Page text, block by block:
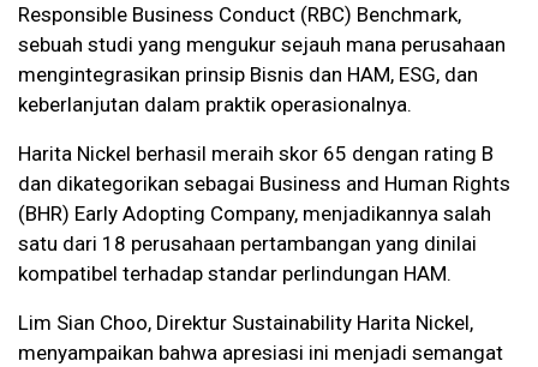
Responsible Business Conduct (RBC) Benchmark,
sebuah studi yang mengukur sejauh mana perusahaan
mengintegrasikan prinsip Bisnis dan HAM, ESG, dan
keberlanjutan dalam praktik operasionalnya.
Harita Nickel berhasil meraih skor 65 dengan rating B
dan dikategorikan sebagai Business and Human Rights
(BHR) Early Adopting Company, menjadikannya salah
satu dari 18 perusahaan pertambangan yang dinilai
kompatibel terhadap standar perlindungan HAM.
Lim Sian Choo, Direktur Sustainability Harita Nickel,
menyampaikan bahwa apresiasi ini menjadi semangat